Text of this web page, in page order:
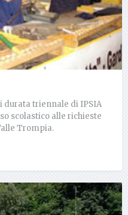
durata triennale di IPSIA
scolastico alle richieste
Trompia.